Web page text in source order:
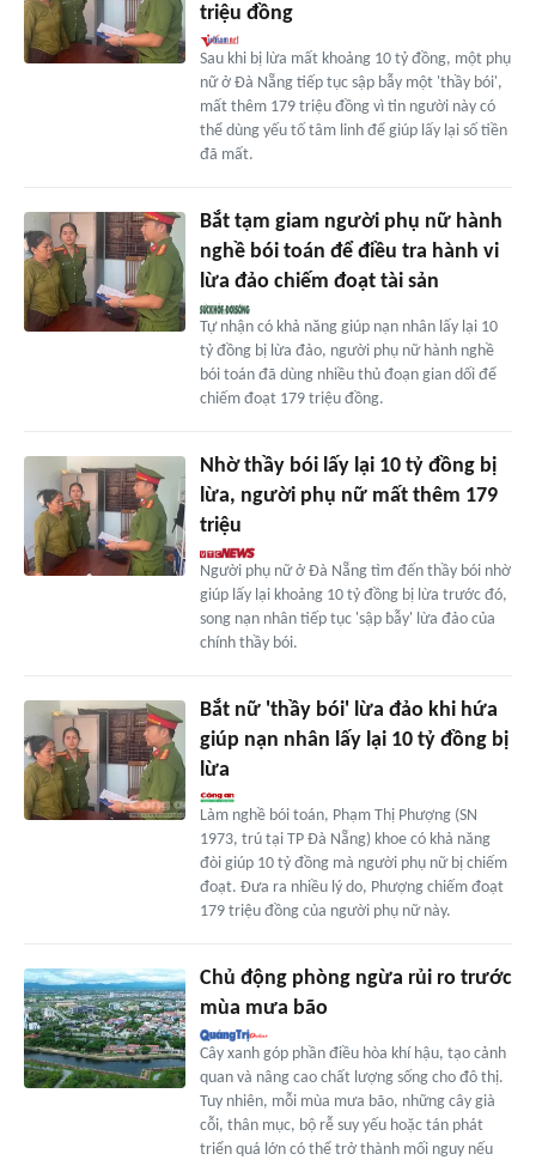
triệu đồng
Sau khi bị lừa mất khoảng 10 tỷ đồng, một phụ
nữ ở Đà Nẵng tiếp tục sập bẫy một 'thầy bói',
mất thêm 179 triệu đồng vì tin người này có
thể dùng yếu tố tâm linh để giúp lấy lại số tiền
đã mất.
Bắt tạm giam người phụ nữ hành
nghề bói toán để điều tra hành vi
lừa đảo chiếm đoạt tài sản
Tự nhận có khả năng giúp nạn nhân lấy lại 10
tỷ đồng bị lừa đảo, người phụ nữ hành nghề
bói toán đã dùng nhiều thủ đoạn gian dối để
chiếm đoạt 179 triệu đồng.
Nhờ thầy bói lấy lại 10 tỷ đồng bị
lừa, người phụ nữ mất thêm 179
triệu
Người phụ nữ ở Đà Nẵng tìm đến thầy bói nhờ
giúp lấy lại khoảng 10 tỷ đồng bị lừa trước đó,
song nạn nhân tiếp tục 'sập bẫy' lừa đảo của
chính thầy bói.
Bắt nữ 'thầy bói' lừa đảo khi hứa
giúp nạn nhân lấy lại 10 tỷ đồng bị
lừa
Làm nghề bói toán, Phạm Thị Phượng (SN
1973, trú tại TP Đà Nẵng) khoe có khả năng
đòi giúp 10 tỷ đồng mà người phụ nữ bị chiếm
đoạt. Đưa ra nhiều lý do, Phượng chiếm đoạt
179 triệu đồng của người phụ nữ này.
Chủ động phòng ngừa rủi ro trước
mùa mưa bão
Cây xanh góp phần điều hòa khí hậu, tạo cảnh
quan và nâng cao chất lượng sống cho đô thị.
Tuy nhiên, mỗi mùa mưa bão, những cây già
cỗi, thân mục, bộ rễ suy yếu hoặc tán phát
triển quá lớn có thể trở thành mối nguy nếu